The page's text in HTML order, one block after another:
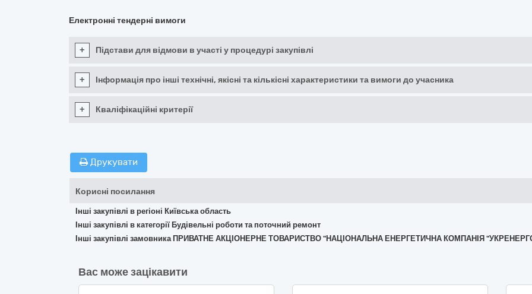
Електронні тендерні вимоги
+ Підстави для відмови в участі у процедурі закупівлі
+ Інформація про інші технічні, якісні та кількісні характеристики та вимоги до учасника
+ Кваліфікаційні критерії
Друкувати
Корисні посилання
Інші закупівлі в регіоні Київська область
Інші закупівлі в категорії Будівельні роботи та поточний ремонт
Інші закупівлі замовника ПРИВАТНЕ АКЦІОНЕРНЕ ТОВАРИСТВО "НАЦІОНАЛЬНА ЕНЕРГЕТИЧНА КОМПАНІЯ
Вас може зацікавити